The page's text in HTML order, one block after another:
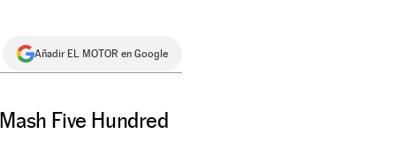
Añadir EL MOTOR en Google
Five Hundred